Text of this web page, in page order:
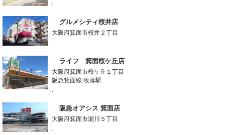
-
グルメシティ桜井店
大阪府箕面市桜井２丁目
-
ライフ 箕面桜ケ丘店
大阪府箕面市桜ケ丘１丁目
阪急箕面線 牧落駅
-
阪急オアシス 箕面店
大阪府箕面市瀬川５丁目
-